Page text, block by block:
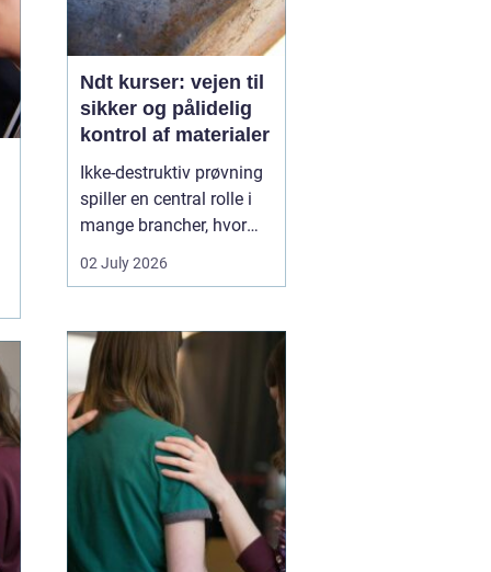
Ndt kurser: vejen til
sikker og pålidelig
kontrol af materialer
Ikke-destruktiv prøvning
spiller en central rolle i
mange brancher, hvor
sikkerhed, kvalitet og
driftssikkerhed er
kurserkan teknikere,
svejsere, tilsynsførende
og ingeniører dokumen...
02 July 2026